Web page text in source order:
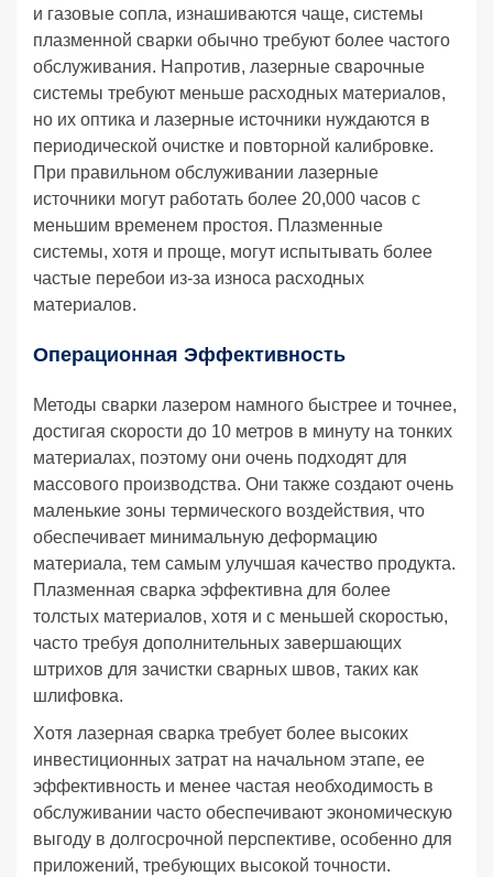
и газовые сопла, изнашиваются чаще, системы
плазменной сварки обычно требуют более частого
обслуживания. Напротив, лазерные сварочные
системы требуют меньше расходных материалов,
но их оптика и лазерные источники нуждаются в
периодической очистке и повторной калибровке.
При правильном обслуживании лазерные
источники могут работать более 20,000 часов с
меньшим временем простоя. Плазменные
системы, хотя и проще, могут испытывать более
частые перебои из-за износа расходных
материалов.
Операционная Эффективность
Методы сварки лазером намного быстрее и точнее,
достигая скорости до 10 метров в минуту на тонких
материалах, поэтому они очень подходят для
массового производства. Они также создают очень
маленькие зоны термического воздействия, что
обеспечивает минимальную деформацию
материала, тем самым улучшая качество продукта.
Плазменная сварка эффективна для более
толстых материалов, хотя и с меньшей скоростью,
часто требуя дополнительных завершающих
штрихов для зачистки сварных швов, таких как
шлифовка.
Хотя лазерная сварка требует более высоких
инвестиционных затрат на начальном этапе, ее
эффективность и менее частая необходимость в
обслуживании часто обеспечивают экономическую
выгоду в долгосрочной перспективе, особенно для
приложений, требующих высокой точности.